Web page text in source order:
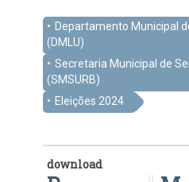
Departamento Municipal
(DMLU)
Secretaria Municipal de
(SMSURB)
Eleições 2024
download